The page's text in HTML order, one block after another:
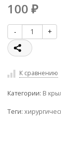
100 ₽
- +
К сравнению
Категории: В
Теги: